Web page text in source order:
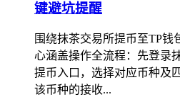
键避坑提醒
围绕抹茶交易所提币至TP
心涵盖操作全流程：先登录
提币入口，选择对应币种及
该币种的接收...